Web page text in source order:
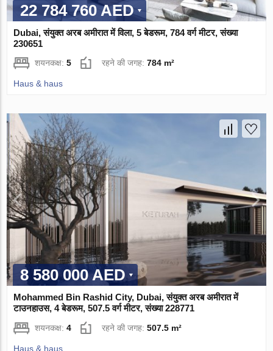
22 784 760 AED
Dubai, संयुक्त अरब अमीरात में विला, 5 बेडरूम, 784 वर्ग मीटर, संख्या
230651
शयनकक्ष:5 रहने की जगह:784 m²
Haus & haus
8 580 000 AED
Mohammed Bin Rashid City, Dubai, संयुक्त अरब अमीरात में
टाउनहाउस, 4 बेडरूम, 507.5 वर्ग मीटर, संख्या 228771
शयनकक्ष:4 रहने की जगह:507.5 m²
Haus & haus